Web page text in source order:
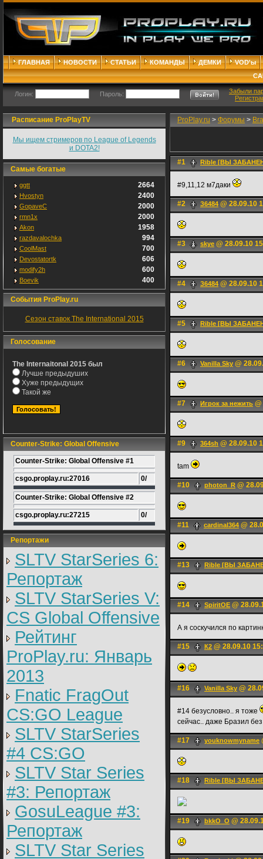
ГЛАВНАЯ НОВОСТИ СТАТЬИ КОМАНДЫ ДЕМКИ
VOD'ы
Логин: Пароль:
Забыли
Расписание ProPlayTV
Мы ищем стримеров по League of Legends
и DOTA2!
Самые богатые
ggtt 2664
Hvostyn 2400
GopaveC 2000
rmn1x 2000
Akon 1958
razdavalochka 994
CoolMast 700
Devostatortk 606
modify2h 600
Boevik 400
События ProPlay.ru
Сезон ставок The International 2015
Голосование
The Internaitonal 2015 был
Лучше предыдуших
Хуже предыдущих
Такой же
Counter-Strike: Global Offensive
Counter-Strike: Global Offensive #1
csgo.proplay.ru:27016 0/
Counter-Strike: Global Offensive #2
csgo.proplay.ru:27215 0/
Репортажи
SLTV StarSeries 6:
Репортаж
SLTV StarSeries V:
CS Global Offensive
Рейтинг
ProPlay.ru: Январь
2013
Fnatic FragOut
CS:GO League
SLTV StarSeries
#4 CS:GO
SLTV Star Series
#3: Репортаж
GosuLeague #3:
Репортаж
SLTV Star Series
ProPlay.ru > Форумы >
#1 Rible [ВЫ
#9,11,12 м7даки
#2 З6484 @ 28.09.10
#3 skye @ 28.09.10
#4 З6484 @ 28.09.10
#5 Rible [ВЫ
#6 Vanilla Sky @
#7 Игрок за нежить
#9 364sh @ 28.09.10
tam
#10 photon_R @
#11 cardinal364 @
#13 Rible [ВЫ
#14 SpiritOE @
А я соскучился по
#15 К2 @ 28.09.10
#16 Vanilla Sky @
#14 безусловно.. я тоже
сейчас.. даже Бразил
#17 youknowmyname
#18 Rible [ВЫ
#19 bkkO_O @